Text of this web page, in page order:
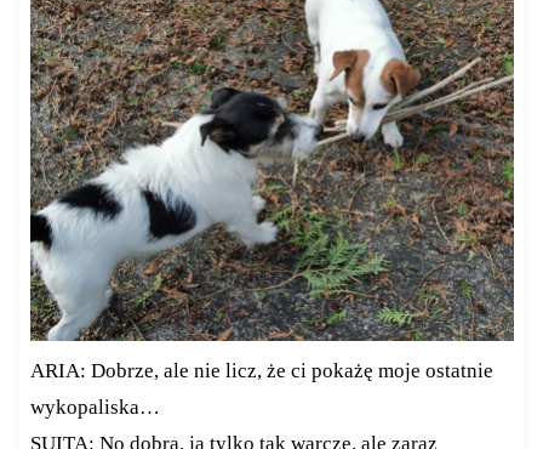
ARIA: Dobrze, ale nie licz, że ci pokażę moje ostatnie
wykopaliska…
SUITA: No dobra, ja tylko tak warczę, ale zaraz